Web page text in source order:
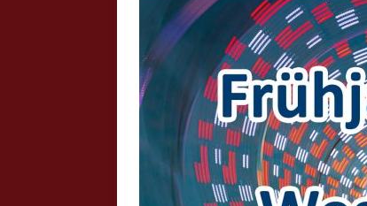
Crazy Outback (Kollmann) -
Bilder
Schau Dir hier Bilder vom
Outback" an.